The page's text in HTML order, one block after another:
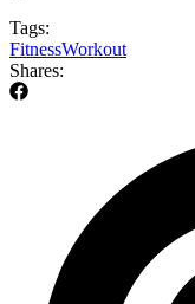
Tags:
FitnessWorkout
Shares: